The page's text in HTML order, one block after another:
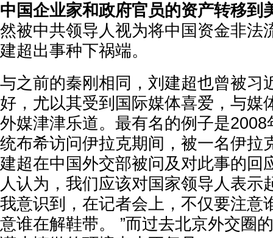
中国企业家和政府官员的资产转移到
然被中共领导人视为将中国资金非法
建超出事种下祸端。
与之前的秦刚相同，刘建超也曾被习
好，尤以其受到国际媒体喜爱，与媒
外媒津津乐道。最有名的例子是
统布希访问伊拉克期间，被一名伊拉
建超在中国外交部被问及对此事的回
人认为，我们应该对国家领导人表示
我意识到，在记者会上，不仅要注意
意谁在解鞋带。 ”而过去北京外交圈